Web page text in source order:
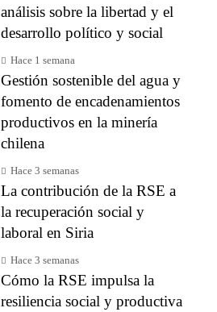
análisis sobre la libertad y el
desarrollo político y social
Hace 1 semana
Gestión sostenible del agua y
fomento de encadenamientos
productivos en la minería
chilena
Hace 3 semanas
La contribución de la RSE a
la recuperación social y
laboral en Siria
Hace 3 semanas
Cómo la RSE impulsa la
resiliencia social y productiva